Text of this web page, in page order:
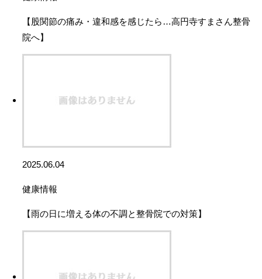
【股関節の痛み・違和感を感じたら…高円寺すまさん整骨
院へ】
2025.06.04
健康情報
【雨の日に増える体の不調と整骨院での対策】